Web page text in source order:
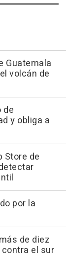
Guatemala
volcán de
de
y obliga a
Store de
por la
de diez
el sur